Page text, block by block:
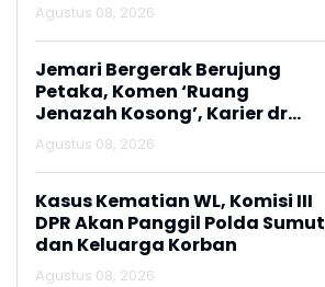
Agustus 08, 2026
Jemari Bergerak Berujung
Petaka, Komen ‘Ruang
Jenazah Kosong’, Karier dr
Beni di RSUD Ruteng Berakhir
Agustus 08, 2026
Kasus Kematian WL, Komisi III
DPR Akan Panggil Polda Sumut
dan Keluarga Korban
Agustus 08, 2026